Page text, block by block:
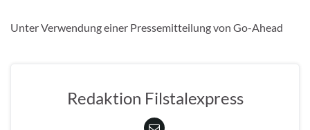
Unter Verwendung einer Pressemitteilung von Go-Ahead
Redaktion Filstalexpress